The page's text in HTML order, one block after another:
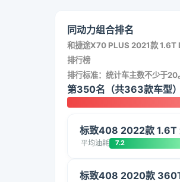
同动力组合排名
和捷途X70 PLUS 2021款 1.6T
排行榜
排行标准：统计车主数不少于20。
第350名（共363款车型）
标致408 2022款 1.6T
平均油耗 7.2
标致408 2020款